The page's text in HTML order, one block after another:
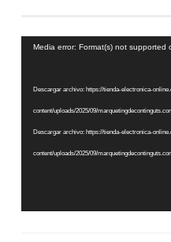
Reproductor
vídeo
Media error: Format(s) not supported
Descargar archivo: https://tienda-electronica-
content/uploads/2025/09/
Descargar archivo: https://tienda-electronica-
content/uploads/2025/09/